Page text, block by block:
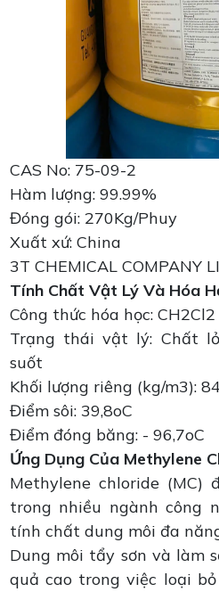
CAS No: 75-09-2
Hàm lượng: 99.99%
Đóng gói: 270Kg/Phuy
Xuất xứ: China
3T CHEMICAL COMPANY
Tính Chất Vật Lý Và Hóa
Công thức hóa học: CH2Cl2
Trạng thái vật lý: Chất
suốt
Khối lượng riêng (kg/m3):
Điểm sôi: 39,8oC
Điểm đóng băng: - 96,7oC
Ứng Dụng Của Methylene
Methylene chloride (MC)
trong nhiều ngành công
tính chất dung môi đa
Dung môi tẩy sơn và làm
quả cao trong việc loại